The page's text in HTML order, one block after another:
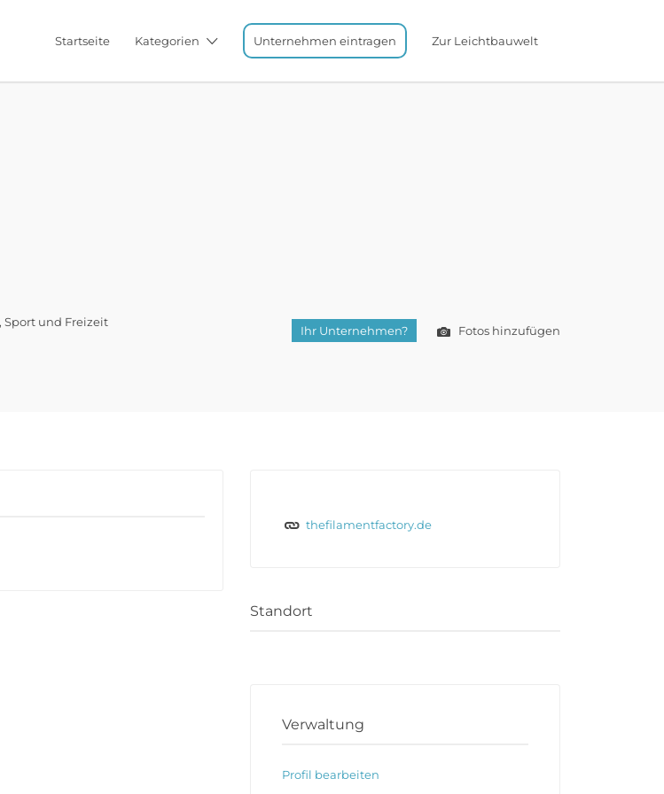
Startseite Kategorien Unternehmen eintragen Zur Leichtbauwelt
Sport und Freizeit
Ihr Unternehmen? Fotos hinzufügen
thefilamentfactory.de
Standort
Verwaltung
Profil bearbeiten